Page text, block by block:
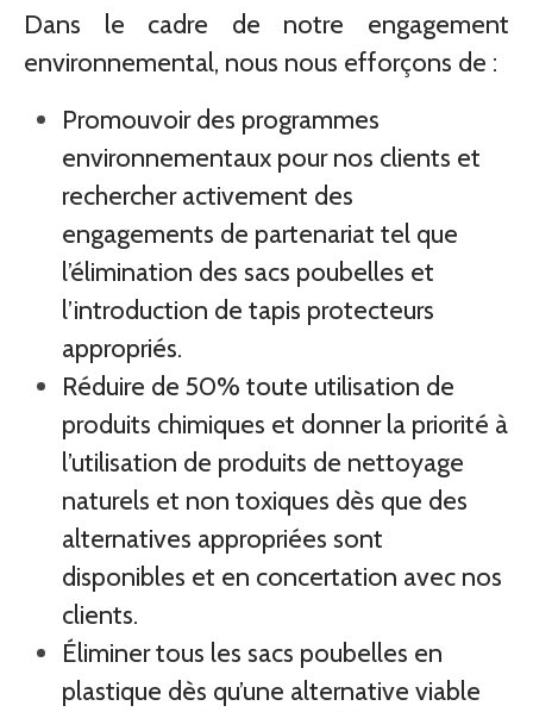
Dans le cadre de notre engagement
environnemental, nous nous efforçons de :
Promouvoir des programmes
environnementaux pour nos clients et
rechercher activement des
engagements de partenariat tel que
l’élimination des sacs poubelles et
l’introduction de tapis protecteurs
appropriés.
Réduire de 50% toute utilisation de
produits chimiques et donner la priorité à
l’utilisation de produits de nettoyage
naturels et non toxiques dès que des
alternatives appropriées sont
disponibles et en concertation avec nos
clients.
Éliminer tous les sacs poubelles en
plastique dès qu’une alternative viable